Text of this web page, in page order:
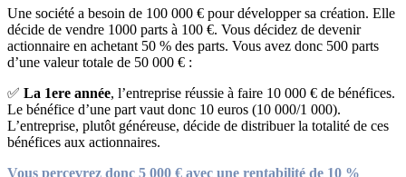
Une société a besoin de 100 000 € pour développer sa création. Elle
décide de vendre 1000 parts à 100 €. Vous décidez de devenir
actionnaire en achetant 50 % des parts. Vous avez donc 500 parts
d’une valeur totale de 50 000 € :
✅ La 1ere année, l’entreprise réussie à faire 10 000 € de bénéfices.
Le bénéfice d’une part vaut donc 10 euros (10 000/1 000).
L’entreprise, plutôt généreuse, décide de distribuer la totalité de ces
bénéfices aux actionnaires.
Vous percevrez donc 5 000 € avec une rentabilité de 10 %